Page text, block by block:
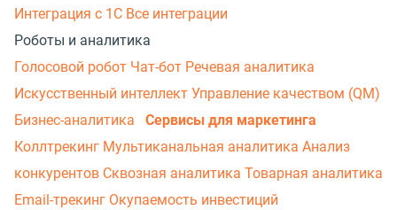
Интеграция с 1С Все интеграции
Роботы и аналитика
Голосовой робот Чат-бот Речевая аналитика
Искусственный интеллект Управление качеством (QM)
Бизнес-аналитика
Сервисы для маркетинга
Коллтрекинг Мультиканальная аналитика Анализ
конкурентов Сквозная аналитика Товарная аналитика
Email-трекинг Окупаемость инвестиций